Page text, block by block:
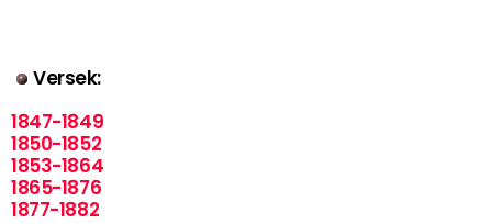
Versek:
1847-1849
1850-1852
1853-1864
1865-1876
1877-1882